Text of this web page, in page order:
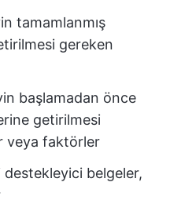
tamamlanmış
gereken
başlamadan önce
getirilmesi
veya faktörler
destekleyici belgeler,